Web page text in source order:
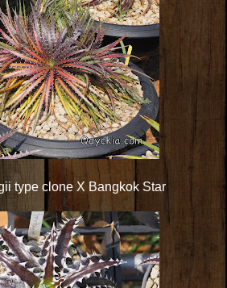
type clone X Bangkok Star